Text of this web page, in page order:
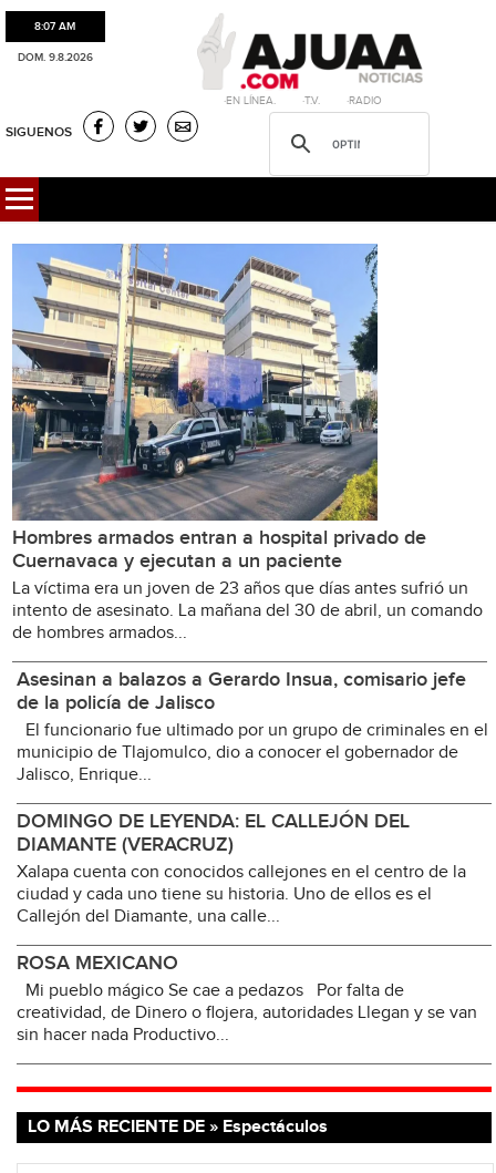
8:07 AM
DOM. 9.8.2026
·EN LÍNEA. ·T.V. ·RADIO
SIGUENOS
Hombres armados entran a hospital privado de
Cuernavaca y ejecutan a un paciente
La víctima era un joven de 23 años que días antes sufrió un
intento de asesinato. La mañana del 30 de abril, un comando
de hombres armados...
Asesinan a balazos a Gerardo Insua, comisario jefe
de la policía de Jalisco
El funcionario fue ultimado por un grupo de criminales en el
municipio de Tlajomulco, dio a conocer el gobernador de
Jalisco, Enrique...
DOMINGO DE LEYENDA: EL CALLEJÓN DEL
DIAMANTE (VERACRUZ)
Xalapa cuenta con conocidos callejones en el centro de la
ciudad y cada uno tiene su historia. Uno de ellos es el
Callejón del Diamante, una calle...
ROSA MEXICANO
Mi pueblo mágico Se cae a pedazos Por falta de
creatividad, de Dinero o flojera, autoridades Llegan y se van
sin hacer nada Productivo...
LO MÁS RECIENTE DE » Espectáculos